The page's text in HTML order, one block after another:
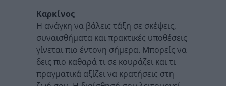
Καρκίνος
Η ανάγκη να βάλεις τάξη σε σκέψεις,
συναισθήματα και πρακτικές υποθέσεις
γίνεται πιο έντονη σήμερα. Μπορείς να
δεις πιο καθαρά τι σε κουράζει και τι
πραγματικά αξίζει να κρατήσεις στη